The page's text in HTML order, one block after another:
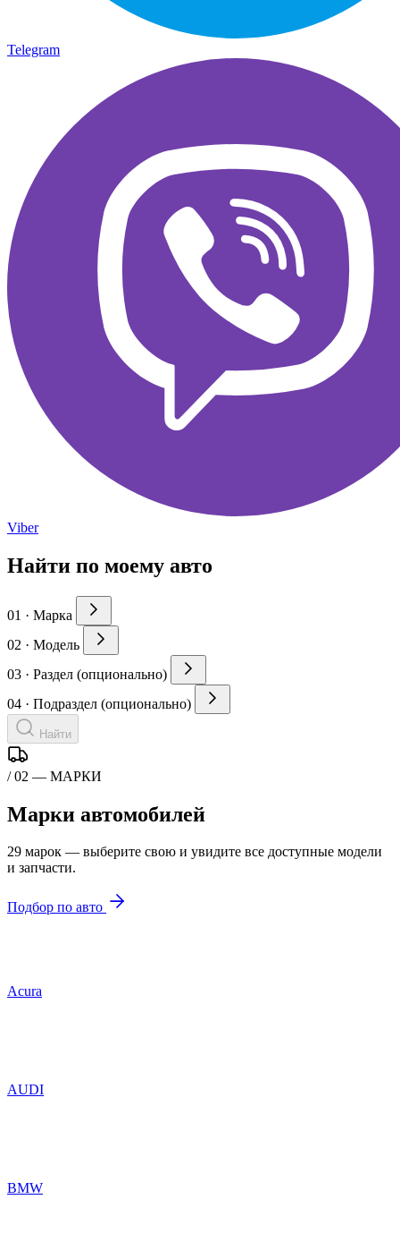
Telegram
Viber
Найти по моему авто
01 · Марка
02 · Модель
03 · Раздел (опционально)
04 · Подраздел (опционально)
Найти
/ 02 — МАРКИ
Марки автомобилей
29 марок — выберите свою и увидите все доступные модели
и запчасти.
Подбор по авто
Acura
AUDI
BMW